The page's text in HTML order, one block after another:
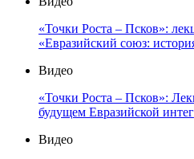
«Точки Роста – Псков»:
«Евразийский союз:
Видео
«Точки Роста – Псков»:
будущем Евразийской
Видео